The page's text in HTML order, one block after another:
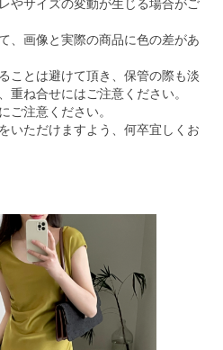
やサイズの変動が生じる場合がご
、画像と実際の商品に色の差があ
ことは避けて頂き、保管の際も淡
重ね合せにはご注意ください。
ご注意ください。
いただけますよう、何卒宜しくお